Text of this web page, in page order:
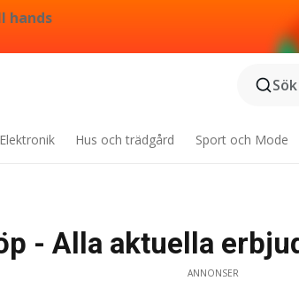
hands
Elektronik Hus och trädgård Sport och Mode
- Alla aktuella
ANNONSER